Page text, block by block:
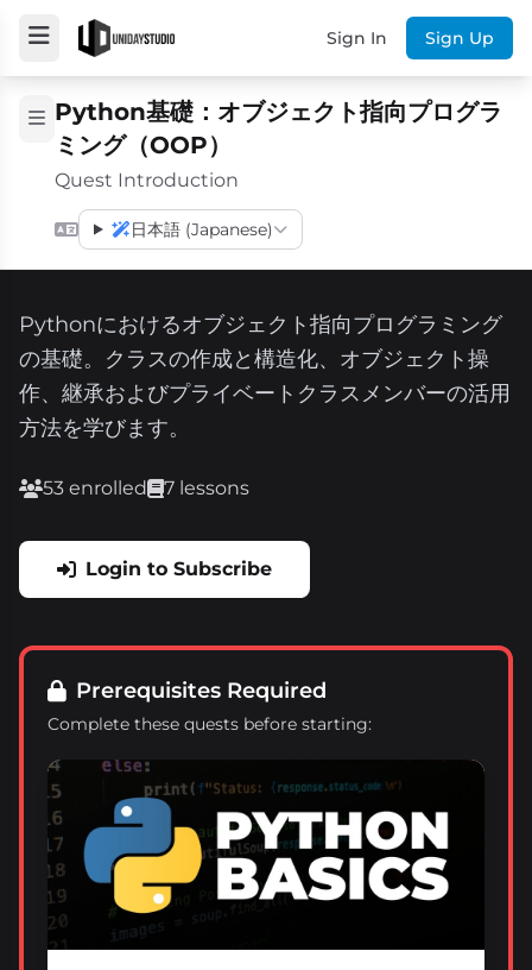
Sign In Sign Up
Python基礎：オブジェクト指向プログラ
ミング（OOP）
Quest Introduction
日本語 (Japanese)
Pythonにおけるオブジェクト指向プログラミング
の基礎。クラスの作成と構造化、オブジェクト操
作、継承およびプライベートクラスメンバーの活用
方法を学びます。
53 enrolled 7 lessons
Login to Subscribe
Prerequisites Required
Complete these quests before starting: